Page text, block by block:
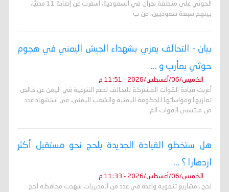
الحوثي على منطقة نجران في السعودية، أسفرت عن إصابة 11 مدنيًا،
بينهم سبعة سعوديين، من ب
بيان - التحالف يعزي بشهداء الجيش اليمني في هجوم
حوثي بمأرب و ...
الخميس/06/أغسطس/2026 - 11:51 م
أعربت قيادة القوات المشتركة للتحالف لدعم الشرعية في اليمن عن خالص
تعازيها ومواساتها للحكومة اليمنية والشعب اليمني، في استشهاد عدد
من منتسبي القوات الم
هل ستخطو القيادة الجديدة بلحج نحو مستقبل أكثر
ازدهارا ؟ ...
الخميس/06/أغسطس/2026 - 11:33 م
لحج.. مشاريع تنموية واعدة في عدد من المديريات شهدت محافظة لحج